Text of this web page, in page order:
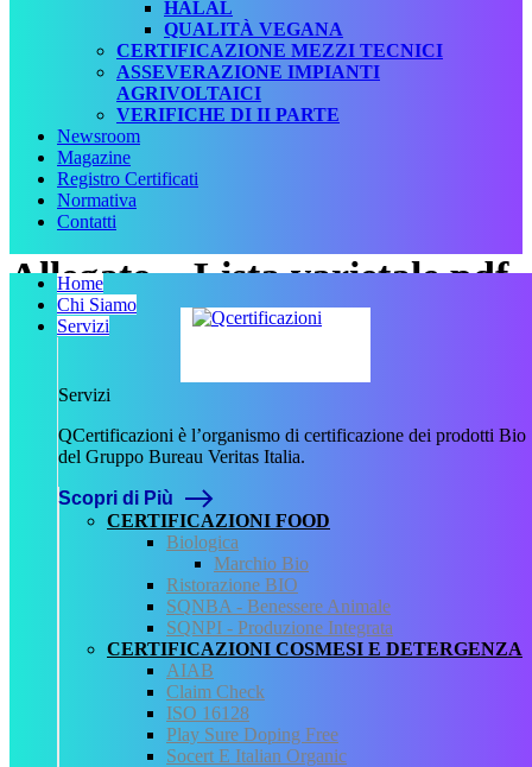
HALAL
QUALITÀ VEGANA
CERTIFICAZIONE MEZZI TECNICI
ASSEVERAZIONE IMPIANTI
AGRIVOLTAICI
VERIFICHE DI II PARTE
Newsroom
Magazine
Registro Certificati
Normativa
Contatti
Home
Chi Siamo
Servizi
Servizi
QCertificazioni è l’organismo di certificazione dei prodotti Bio
del Gruppo Bureau Veritas Italia.
Scopri di Più
CERTIFICAZIONI FOOD
Biologica
Marchio Bio
Ristorazione BIO
SQNBA - Benessere Animale
SQNPI - Produzione Integrata
CERTIFICAZIONI COSMESI E DETERGENZA
AIAB
Claim Check
ISO 16128
Play Sure Doping Free
Socert E Italian Organic
Allegato – Lista varietale.pdf
2023.
Precedente
CHI SIAMO
REGISTRO CERTIFICATI
NORMATIVA
AREA DOWNLOAD
POLITICA QHSE
FAQ – DOMANDE FREQUENTI
CONTATTI